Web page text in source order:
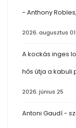
- Anthony
2026. augusztus 01
A kockás inges
hős útja a kabuli
2026. június 25
Antoni Gaudí -